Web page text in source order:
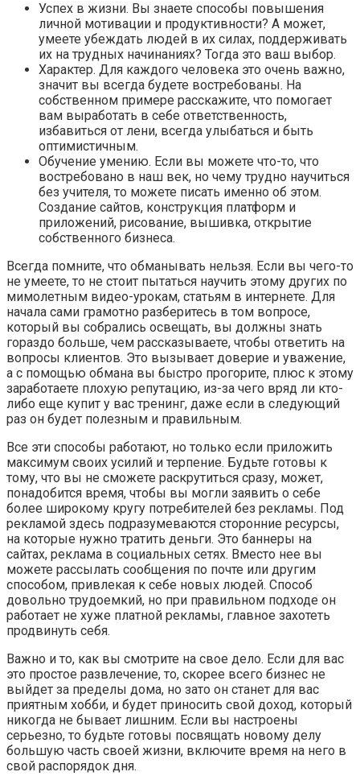
Успех в жизни. Вы знаете способы повышения
личной мотивации и продуктивности? А может,
умеете убеждать людей в их силах, поддерживать
их на трудных начинаниях? Тогда это ваш выбор.
Характер. Для каждого человека это очень важно,
значит вы всегда будете востребованы. На
собственном примере расскажите, что помогает
вам выработать в себе ответственность,
избавиться от лени, всегда улыбаться и быть
оптимистичным.
Обучение умению. Если вы можете что-то, что
востребовано в наш век, но чему трудно научиться
без учителя, то можете писать именно об этом.
Создание сайтов, конструкция платформ и
приложений, рисование, вышивка, открытие
собственного бизнеса.
Всегда помните, что обманывать нельзя. Если вы чего-то
не умеете, то не стоит пытаться научить этому других по
мимолетным видео-урокам, статьям в интернете. Для
начала сами грамотно разберитесь в том вопросе,
который вы собрались освещать, вы должны знать
гораздо больше, чем рассказываете, чтобы ответить на
вопросы клиентов. Это вызывает доверие и уважение,
а с помощью обмана вы быстро прогорите, плюс к этому
заработаете плохую репутацию, из-за чего вряд ли кто-
либо еще купит у вас тренинг, даже если в следующий
раз он будет полезным и правильным.
Все эти способы работают, но только если приложить
максимум своих усилий и терпение. Будьте готовы к
тому, что вы не сможете раскрутиться сразу, может,
понадобится время, чтобы вы могли заявить о себе
более широкому кругу потребителей без рекламы. Под
рекламой здесь подразумеваются сторонние ресурсы,
на которые нужно тратить деньги. Это баннеры на
сайтах, реклама в социальных сетях. Вместо нее вы
можете рассылать сообщения по почте или другим
способом, привлекая к себе новых людей. Способ
довольно трудоемкий, но при правильном подходе он
работает не хуже платной рекламы, главное захотеть
продвинуть себя.
Важно и то, как вы смотрите на свое дело. Если для вас
это простое развлечение, то, скорее всего бизнес не
выйдет за пределы дома, но зато он станет для вас
приятным хобби, и будет приносить свой доход, который
никогда не бывает лишним. Если вы настроены
серьезно, то будьте готовы посвящать новому делу
большую часть своей жизни, включите время на него в
свой распорядок дня.